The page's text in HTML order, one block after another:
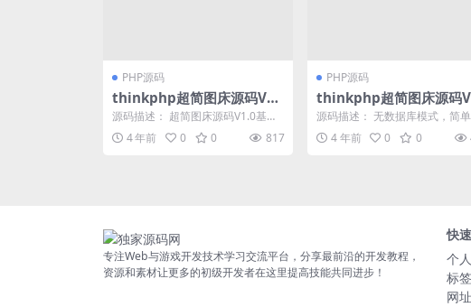
PHP源码
thinkphp超简图床源码V1.
0
源码描述： 超简图床源码V1.0基于T
hinPhP5.1开发，实现的一套Api图...
4 年前 0 0 817
PHP源码
thinkphp超简图床源码
0
源码描述： 无数据库模式，简单
置，一键搭建 第三方接口接入，
占用服务器空间 ...
4 年前 0 0
专注Web与游戏开发技术学习交流平台，分享最前沿的开发教程，
资源和素材让更多的初级开发者在这里提高技能共同进步！
快
个
标
网